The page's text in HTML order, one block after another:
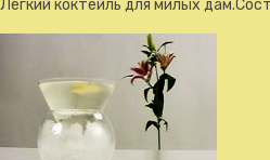
Легкий коктейль для милых